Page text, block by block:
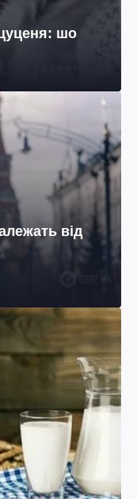
шо
від